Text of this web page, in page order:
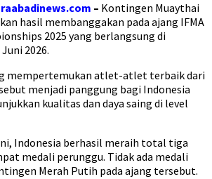
– Kontingen Muaythai
hasil membanggakan pada ajang IFMA
2025 yang berlangsung di
2026.
mempertemukan atlet-atlet terbaik dari
menjadi panggung bagi Indonesia
kualitas dan daya saing di level
Indonesia berhasil meraih total tiga
medali perunggu. Tidak ada medali
Merah Putih pada ajang tersebut.